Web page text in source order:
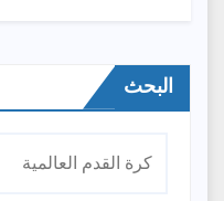
البحث